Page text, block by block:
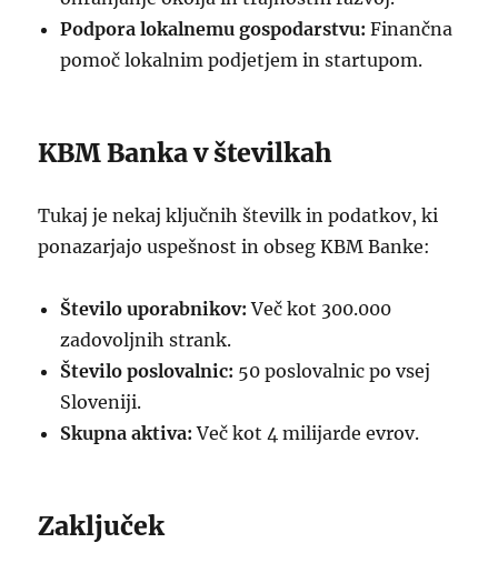
Podpora lokalnemu gospodarstvu: Finančna
pomoč lokalnim podjetjem in startupom.
KBM Banka v številkah
Tukaj je nekaj ključnih številk in podatkov, ki
ponazarjajo uspešnost in obseg KBM Banke:
Število uporabnikov: Več kot 300.000
zadovoljnih strank.
Število poslovalnic: 50 poslovalnic po vsej
Sloveniji.
Skupna aktiva: Več kot 4 milijarde evrov.
Zaključek